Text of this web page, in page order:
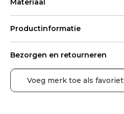
Materiaal
Productinformatie
Bezorgen en retourneren
Voeg merk toe als favoriet